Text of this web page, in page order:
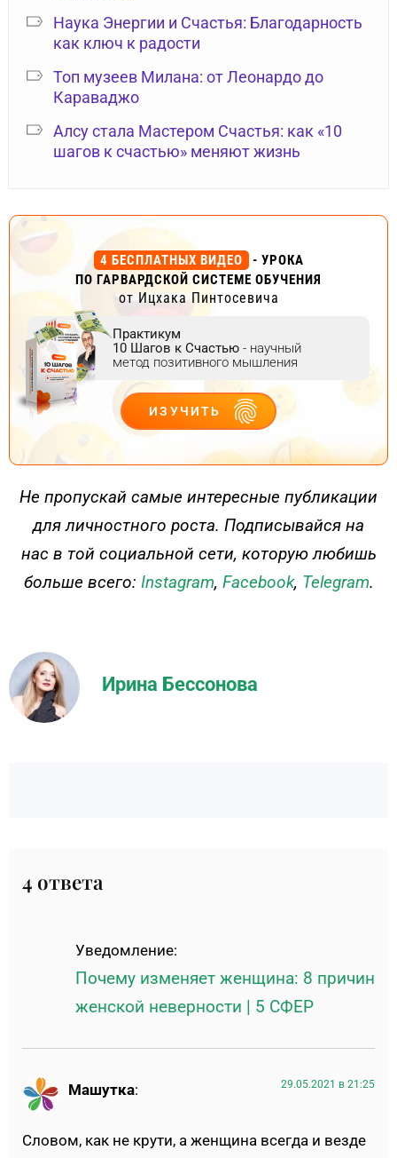
Наука Энергии и Счастья: Благодарность
как ключ к радости
Топ музеев Милана: от Леонардо до
Караваджо
Алсу стала Мастером Счастья: как «10
шагов к счастью» меняют жизнь
4 БЕСПЛАТНЫХ ВИДЕО
- УРОКА
ПО ГАРВАРДСКОЙ СИСТЕМЕ ОБУЧЕНИЯ
от Ицхака Пинтосевича
Практикум
10 Шагов к Счастью - научный
метод позитивного мышления
ИЗУЧИТЬ
ДЕЙСТВУЙ
Не пропускай самые интересные публикации
для личностного роста. Подписывайся на
нас в той социальной сети, которую любишь
больше всего: Instagram, Facebook, Telegram.
Ирина Бессонова
4 ответа
Уведомление:
Почему изменяет женщина: 8 причин
женской неверности | 5 СФЕР
Машутка: 29.05.2021 в 21:25
Словом, как не крути, а женщина всегда и везде